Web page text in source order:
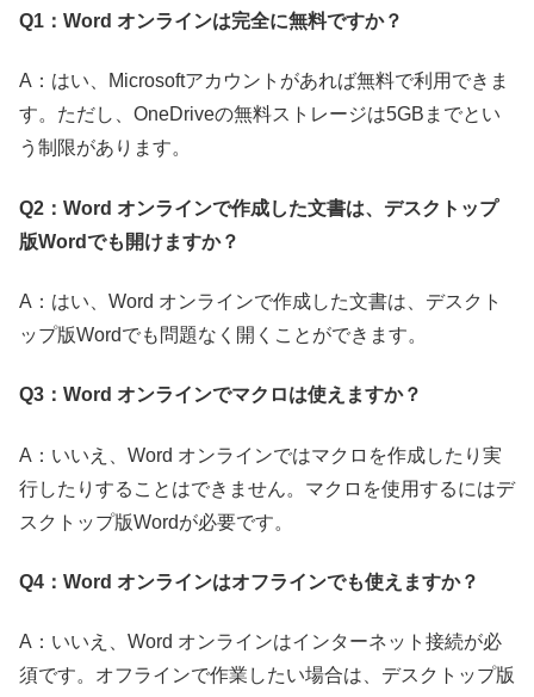
Q1：Word オンラインは完全に無料ですか？
A：はい、Microsoftアカウントがあれば無料で利用できま
す。ただし、OneDriveの無料ストレージは5GBまでとい
う制限があります。
Q2：Word オンラインで作成した文書は、デスクトップ
版Wordでも開けますか？
A：はい、Word オンラインで作成した文書は、デスクト
ップ版Wordでも問題なく開くことができます。
Q3：Word オンラインでマクロは使えますか？
A：いいえ、Word オンラインではマクロを作成したり実
行したりすることはできません。マクロを使用するにはデ
スクトップ版Wordが必要です。
Q4：Word オンラインはオフラインでも使えますか？
A：いいえ、Word オンラインはインターネット接続が必
須です。オフラインで作業したい場合は、デスクトップ版